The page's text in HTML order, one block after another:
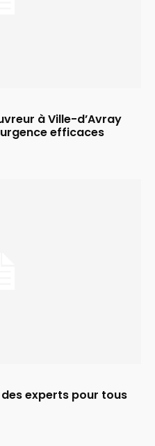
à Ville-d’Avray
efficaces
experts pour tous